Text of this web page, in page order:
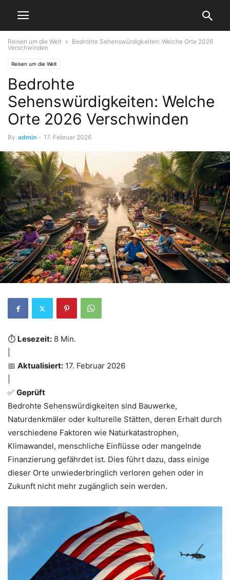
Reisen um die Welt
Bedrohte Sehenswürdigkeiten: Welche Orte 2026
Verschwinden
Reisen um die Welt
Bedrohte
Sehenswürdigkeiten: Welche
Orte 2026 Verschwinden
By admin - 17. Februar 2026
⏱️ Lesezeit: 8 Min.
📅 Aktualisiert: 17. Februar 2026
✅ Geprüft
Bedrohte Sehenswürdigkeiten sind Bauwerke,
Naturdenkmäler oder kulturelle Stätten, deren Erhalt durch
verschiedene Faktoren wie Naturkatastrophen,
Klimawandel, menschliche Einflüsse oder mangelnde
Finanzierung gefährdet ist. Dies führt dazu, dass einige
dieser Orte unwiederbringlich verloren gehen oder in
Zukunft nicht mehr zugänglich sein werden.